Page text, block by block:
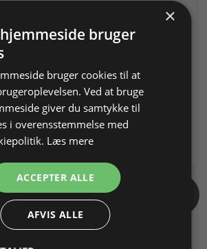
På lager
i kurv
Laboratorieskabt brillant
0,03 ct, ca. Ø 2,0 mm
Varenr. 806213
232,84 DKK
Info
NY
×
bruger
bruger cookies til at
Ved at bruge
giver du samtykke til
i overensstemmelse med
Læs mere
ACCEPTER ALLE
AFVIS ALLE